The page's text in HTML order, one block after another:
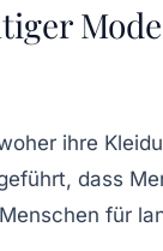
ihre
dass
für